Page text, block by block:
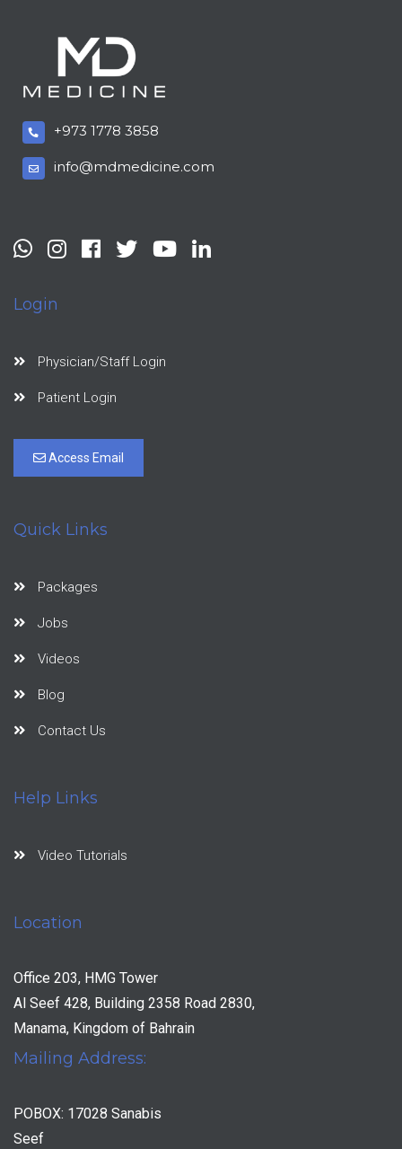
+973 1778 3858
info@mdmedicine.com
Login
Physician/Staff Login
Patient Login
Access Email
Quick Links
Packages
Jobs
Videos
Blog
Contact Us
Help Links
Video Tutorials
Location
Office 203, HMG Tower
Al Seef 428, Building 2358 Road 2830,
Manama, Kingdom of Bahrain
Mailing Address:
POBOX: 17028 Sanabis
Seef